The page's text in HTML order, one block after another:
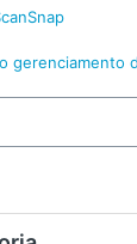
gerenciamento